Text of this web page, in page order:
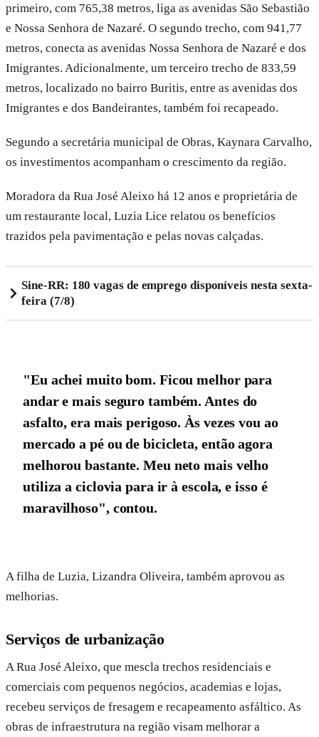
primeiro, com 765,38 metros, liga as avenidas São Sebastião
e Nossa Senhora de Nazaré. O segundo trecho, com 941,77
metros, conecta as avenidas Nossa Senhora de Nazaré e dos
Imigrantes. Adicionalmente, um terceiro trecho de 833,59
metros, localizado no bairro Buritis, entre as avenidas dos
Imigrantes e dos Bandeirantes, também foi recapeado.
Segundo a secretária municipal de Obras, Kaynara Carvalho,
os investimentos acompanham o crescimento da região.
Moradora da Rua José Aleixo há 12 anos e proprietária de
um restaurante local, Luzia Lice relatou os benefícios
trazidos pela pavimentação e pelas novas calçadas.
Sine-RR: 180 vagas de emprego disponíveis nesta sexta-
feira (7/8)
"Eu achei muito bom. Ficou melhor para
andar e mais seguro também. Antes do
asfalto, era mais perigoso. Às vezes vou ao
mercado a pé ou de bicicleta, então agora
melhorou bastante. Meu neto mais velho
utiliza a ciclovia para ir à escola, e isso é
maravilhoso", contou.
A filha de Luzia, Lizandra Oliveira, também aprovou as
melhorias.
Serviços de urbanização
A Rua José Aleixo, que mescla trechos residenciais e
comerciais com pequenos negócios, academias e lojas,
recebeu serviços de fresagem e recapeamento asfáltico. As
obras de infraestrutura na região visam melhorar a